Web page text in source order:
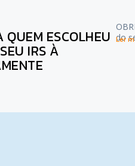
ESCOLHEU
IRS À
do
Ler